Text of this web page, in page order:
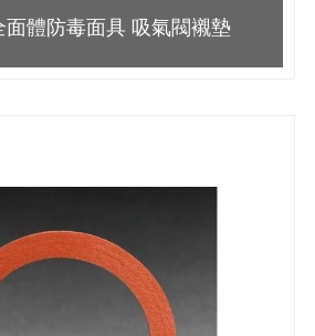
面體防毒面具 吸氣閥襯墊